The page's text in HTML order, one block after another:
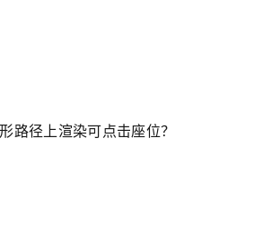
路径上渲染可点击座位？